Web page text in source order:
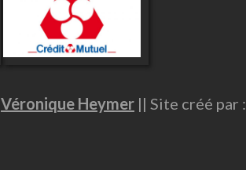
Véronique Heymer || Site créé par :